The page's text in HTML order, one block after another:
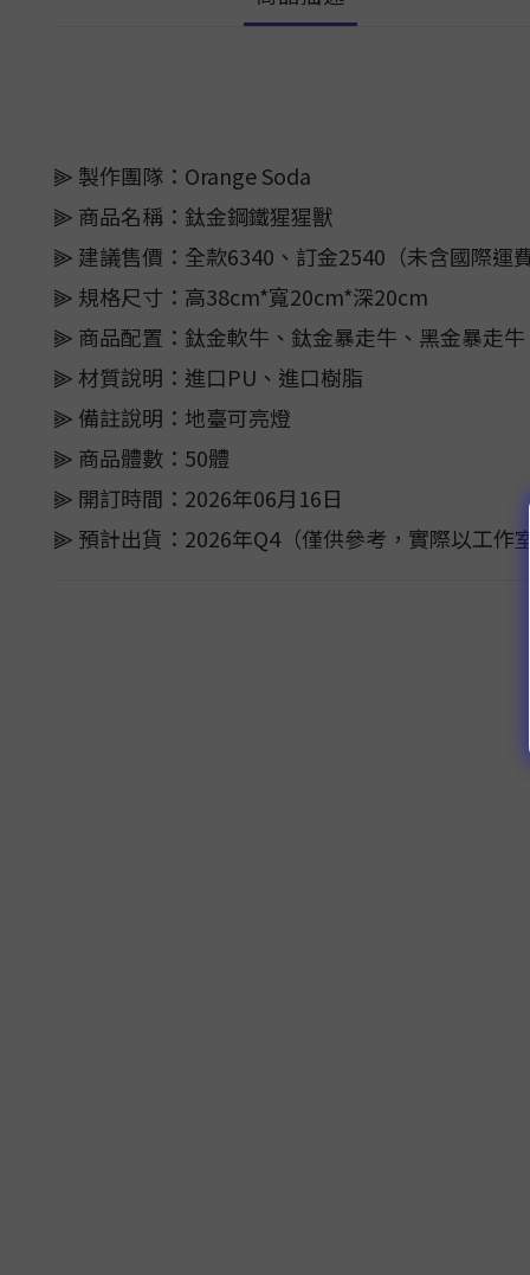
⫸ 製作團隊：Orange Soda
⫸ 商品名稱：鈦金鋼鐵猩猩獸
⫸ 建議售價：全款6340、訂金2540（未含國際運
⫸ 規格尺寸：高38cm*寬20cm*深20cm
⫸ 商品配置：鈦金軟牛、鈦金暴走牛、黑金暴走牛
⫸ 材質說明：進口PU、進口樹脂
⫸ 備註說明：地臺可亮燈
⫸ 商品體數：50體
⫸ 開訂時間：2026年06月16日
⫸ 預計出貨：2026年Q4（僅供參考，實際以工作